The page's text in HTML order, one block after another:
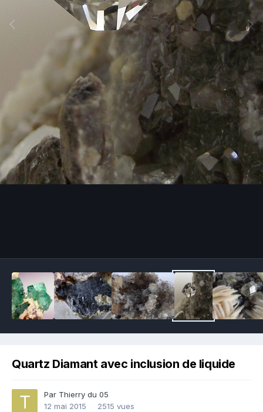
Quartz Diamant avec inclusion de liquide
Par Thierry du 05
12 mai 2015
2515 vues